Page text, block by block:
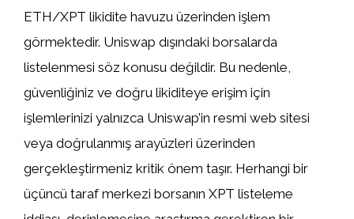
ETH/XPT likidite havuzu üzerinden işlem
görmektedir. Uniswap dışındaki borsalarda
listelenmesi söz konusu değildir. Bu nedenle,
güvenliğiniz ve doğru likiditeye erişim için
işlemlerinizi yalnızca Uniswap’in resmi web sitesi
veya doğrulanmış arayüzleri üzerinden
gerçekleştirmeniz kritik önem taşır. Herhangi bir
üçüncü taraf merkezi borsanın XPT listeleme